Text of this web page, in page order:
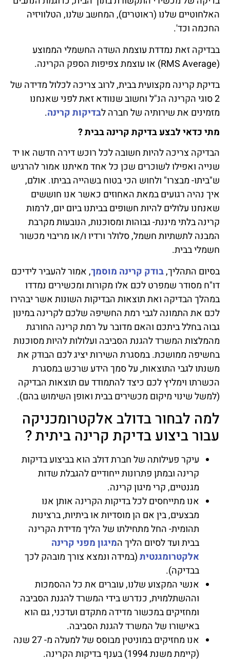
האלחוטיים שלנו (ראוטרים), המחשב שלנו, הטלוויזיה
החכמה וכד'.
בבדיקה זאת נמדדת עוצמת השדה החשמלי הממוצע
(RMS Average) או עוצמת צפיפות הספק הקרינה.
בדיקת קרינה מקצועית בבית, לרוב צריכה לכלול מדידה של
2 סוגי הקרינה הנ"ל וחשוב שנוודא זאת לפני שאנחנו
מזמינים את שירותיה של חברה לבדיקות קרינה.
מתי כדאי לבצע בדיקת קרינה בבית ?
הבדיקה צריכה להיות חשובה לכל רוכש דירה חדשה או יד
שנייה ואפילו לשוכרים שכן כל אחד מאיתנו אמור להרגיש
ש"ביתו- מבצרו" ולחוש הכי בטוח בשהייה בביתו. אולם,
איך נהיה רגועים במאת האחוזים כאשר אנו חוששים
שאנחנו עלולים להיות חשופים בביתנו ביום יום, לרמות
קרינה בלתי מיננת- גבוהות ומסוכנות, הנובעות מקרבת
המבנה לתשתיות חשמל, סלולר ורדיו ו/או מריבוי מכשור
חשמלי בבית.
בסיום התהליך,בודק קרינה מוסמך, אמור להעביר לידיכם
דו"ח מסודר שמפרט לכם אלו מקורות ומכשירים נמדדו
במהלך הבדיקה ואת תוצאות הבדיקות השונות אשר יבהירו
לכם את התמונה לגבי רמת החשיפה שלכם לקרינה במינון
גבוה בחלל ביתכם והאם מדובר על רמת קרינה החורגת
מהמלצות המשרד להגנת הסביבה ועלולות להיות מסוכנות
בחשיפה ממושכת. במסגרת השירות יציג לכם הבודק את
משנתו לגבי התוצאות, על סמך הידע שרכש במסגרת
הכשרתו וימליץ לכם כיצד להתמודד עם תוצאות הבדיקה
(למשל שינוי מיקום מכשירים בבית ואופן השימוש בהם).
למה לבחור בדולב אלקטרומכניקה
עבור ביצוע בדיקת קרינה ביתית ?
עיקר פעילותה של חברת דולב הוא בביצוע בדיקות
קרינה ובמתן פתרונות ייחודיים להגבלת שדות
מגנטיים, קרי מיגון קרינה.
אנו מתייחסים לכל בדיקות הקרינה אותן אנו
מבצעים, בין אם הן מוסדיות או ביתיות, ברצינות
תהומית- החל מתחילתו של הליך מדידת הקרינה
בבית ועד לסיום הליך המיגון מפני קרינה
אלקטרומגנטית(במידה ונמצא צורך מובהק לכך
בבדיקה).
אנשי המקצוע שלנו, עוברים את כל ההסמכות
וההשתלמוית, כנדרש בידי המשרד להגנת הסביבה
ומחזיקים במכשור מדידה מתקדם ועדכני, גם הוא
באישורו של המשרד להגנת הסביבה.
אנו מחזיקים במוניטין מבוסס של למעלה מ- 27 שנה
(קיימת משנת 1994) בענף בדיקות הקרינה.